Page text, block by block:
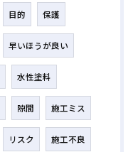
目的 保護
早いほうが良い
水性塗料
隙間 施工ミス
リスク 施工不良